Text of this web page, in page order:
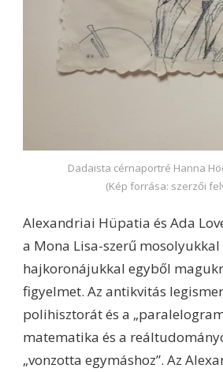
Dadaista cérnaportré Hanna
(Kép forrása: szerzői
Alexandriai Hüpatia és Ada
a Mona Lisa-szerű mosolyukkal
hajkoronájukkal egyből
figyelmet. Az antikvitás
polihisztorát és a
matematika és a
„vonzotta egymáshoz”. Az